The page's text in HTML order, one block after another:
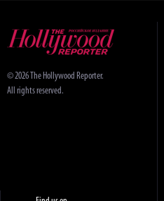
© 2026 The Hollywood Reporter.
All rights reserved.